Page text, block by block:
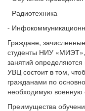
- Радиотехника
-
Граждане,
студенты НИУ
занятий
УВЦ состоит в том,
гражданами по
необходимую
Преимущества